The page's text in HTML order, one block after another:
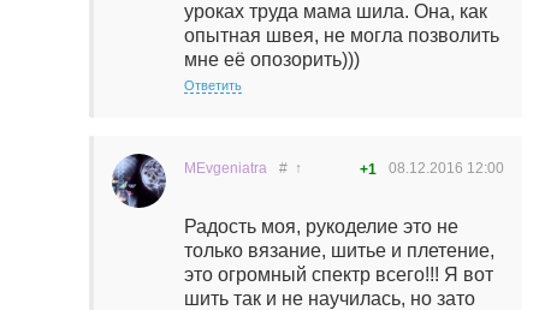
уроках труда мама шила. Она, как
опытная швея, не могла позволить
мне её опозорить)))
Ответить
MEvgeniatra 08.12.2016 12:00
# ↑ +1
Радость моя, рукоделие это не
только вязание, шитье и плетение,
это огромный спектр всего!!! Я вот
шить так и не научилась, но зато